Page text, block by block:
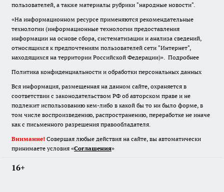
пользователей, а также материалы рубрики "народные новости".
«На информационном ресурсе применяются рекомендательные
технологии (информационные технологии предоставления
информации на основе сбора, систематизации и анализа сведений,
относящихся к предпочтениям пользователей сети "Интернет",
находящихся на территории Российской Федерации)». Подробнее
Политика конфиденциальности и обработки персональных данных
Вся информация, размещенная на данном сайте, охраняется в
соответствии с законодательством РФ об авторском праве и не
подлежит использованию кем-либо в какой бы то ни было форме, в
том числе воспроизведению, распространению, переработке не иначе
как с письменного разрешения правообладателя.
Внимание! Совершая любые действия на сайте, вы автоматически
принимаете условия «Cоглашения»
16+